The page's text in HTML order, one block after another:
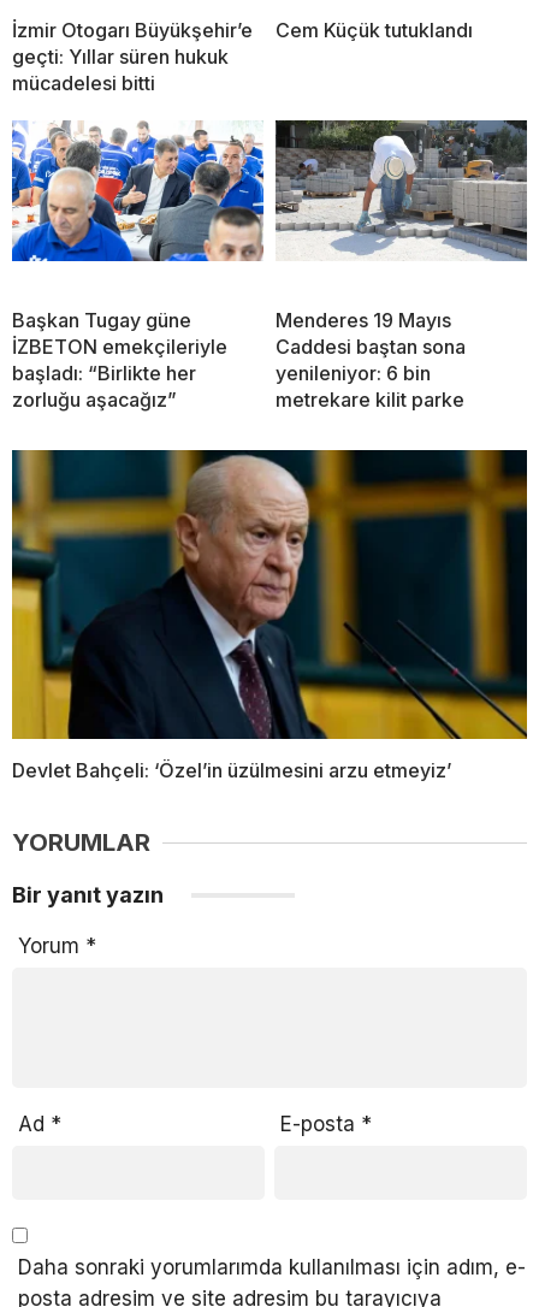
İzmir Otogarı Büyükşehir’e
geçti: Yıllar süren hukuk
mücadelesi bitti
Cem Küçük tutuklandı
Başkan Tugay güne
İZBETON emekçileriyle
başladı: “Birlikte her
zorluğu aşacağız”
Menderes 19 Mayıs
Caddesi baştan sona
yenileniyor: 6 bin
metrekare kilit parke
Devlet Bahçeli: ‘Özel’in üzülmesini arzu etmeyiz’
YORUMLAR
Bir yanıt yazın
Yorum *
Ad * E-posta *
Daha sonraki yorumlarımda kullanılması için adım, e-
posta adresim ve site adresim bu tarayıcıya